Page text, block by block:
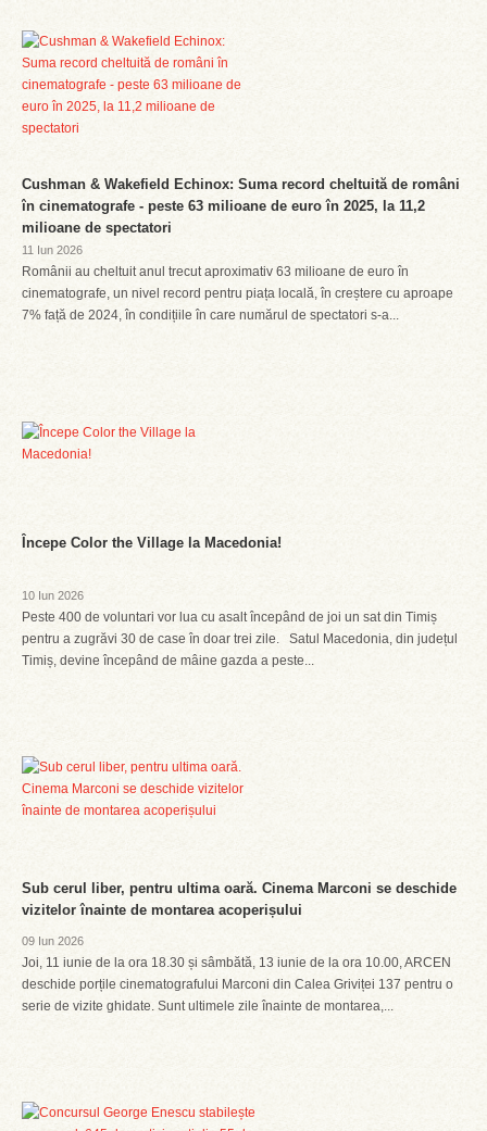
Cushman & Wakefield Echinox: Suma record cheltuită de români
în cinematografe - peste 63 milioane de euro în 2025, la 11,2
milioane de spectatori
11 Iun 2026
Românii au cheltuit anul trecut aproximativ 63 milioane de euro în
cinematografe, un nivel record pentru piața locală, în creștere cu aproape
7% față de 2024, în condițiile în care numărul de spectatori s-a...
Începe Color the Village la Macedonia!
10 Iun 2026
Peste 400 de voluntari vor lua cu asalt începând de joi un sat din Timiș
pentru a zugrăvi 30 de case în doar trei zile. Satul Macedonia, din județul
Timiș, devine începând de mâine gazda a peste...
Sub cerul liber, pentru ultima oară. Cinema Marconi se deschide
vizitelor înainte de montarea acoperișului
09 Iun 2026
Joi, 11 iunie de la ora 18.30 și sâmbătă, 13 iunie de la ora 10.00, ARCEN
deschide porțile cinematografului Marconi din Calea Griviței 137 pentru o
serie de vizite ghidate. Sunt ultimele zile înainte de montarea,...